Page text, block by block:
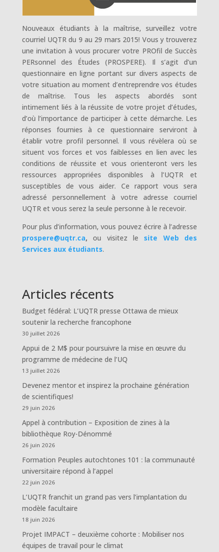
Nouveaux étudiants à la maîtrise, surveillez votre
courriel UQTR du 9 au 29 mars 2015! Vous y trouverez
une invitation à vous procurer votre PROfil de Succès
PERsonnel des Études (PROSPERE). Il s’agit d’un
questionnaire en ligne portant sur divers aspects de
votre situation au moment d’entreprendre vos études
de maîtrise. Tous les aspects abordés sont
intimement liés à la réussite de votre projet d’études,
d’où l’importance de participer à cette démarche. Les
réponses fournies à ce questionnaire serviront à
établir votre profil personnel. Il vous révèlera où se
situent vos forces et vos faiblesses en lien avec les
conditions de réussite et vous orienteront vers les
ressources appropriées disponibles à l’UQTR et
susceptibles de vous aider. Ce rapport vous sera
adressé personnellement à votre adresse courriel
UQTR et vous serez la seule personne à le recevoir.
Pour plus d’information, vous pouvez écrire à l’adresse
prospere@uqtr.ca,ou visitez le site Web des
Services aux étudiants.
Articles récents
Budget fédéral: L’UQTR presse Ottawa de mieux
soutenir la recherche francophone
30 juillet 2026
Appui de 2 M$ pour poursuivre la mise en œuvre du
programme de médecine de l’UQ
13 juillet 2026
Devenez mentor et inspirez la prochaine génération
de scientifiques!
29 juin 2026
Appel à contribution – Exposition de zines à la
bibliothèque Roy-Dénommé
26 juin 2026
Formation Peuples autochtones 101 : la communauté
universitaire répond à l’appel
22 juin 2026
L’UQTR franchit un grand pas vers l’implantation du
modèle facultaire
18 juin 2026
Projet IMPACT – deuxième cohorte : Mobiliser nos
équipes de travail pour le climat